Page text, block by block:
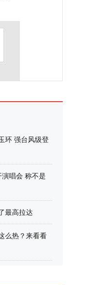
环 强台风级登
演唱会 称不是
最高拉达
么热？来看看